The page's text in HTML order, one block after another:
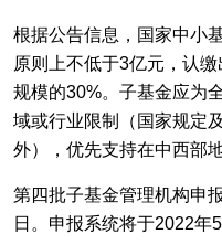
根据公告信息，国家中小
原则上不低于3亿元，认
规模的30%。子基金应为
域或行业限制（国家规定
外），优先支持在中西部
第四批子基金管理机构申
日。申报系统将于2022年